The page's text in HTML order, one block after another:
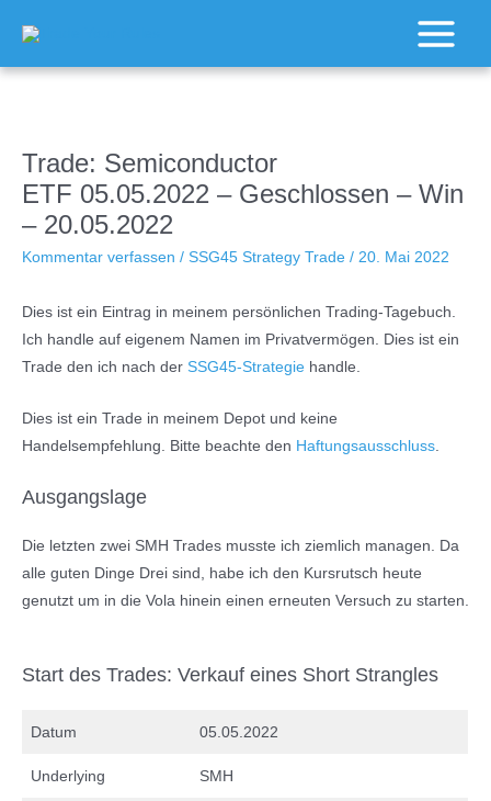
Inhalt
springen
Main
Trade: Semiconductor
ETF 05.05.2022 – Geschlossen – Win
– 20.05.2022
Kommentar verfassen / SSG45 Strategy Trade / 20. Mai 2022
Dies ist ein Eintrag in meinem persönlichen Trading-Tagebuch.
Ich handle auf eigenem Namen im Privatvermögen. Dies ist ein
Trade den ich nach der SSG45-Strategie handle.
Dies ist ein Trade in meinem Depot und keine
Handelsempfehlung. Bitte beachte den Haftungsausschluss
Ausgangslage
Die letzten zwei SMH Trades musste ich ziemlich managen. Da
alle guten Dinge Drei sind, habe ich den Kursrutsch heute
genutzt um in die Vola hinein einen erneuten Versuch zu starten.
Start des Trades: Verkauf eines Short Strangles
Datum 05.05.2022
Underlying SMH